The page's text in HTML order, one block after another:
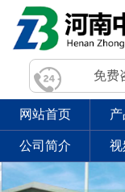
免费
网站首页
公司简介 视